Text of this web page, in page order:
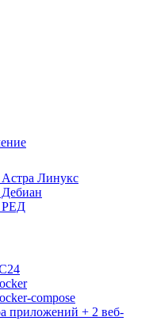
Линукс
РЕД
compose
приложений + 2 веб-